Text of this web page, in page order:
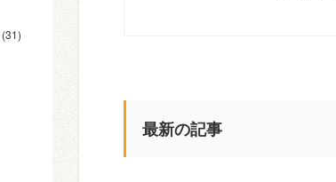
(31)
最新の記事